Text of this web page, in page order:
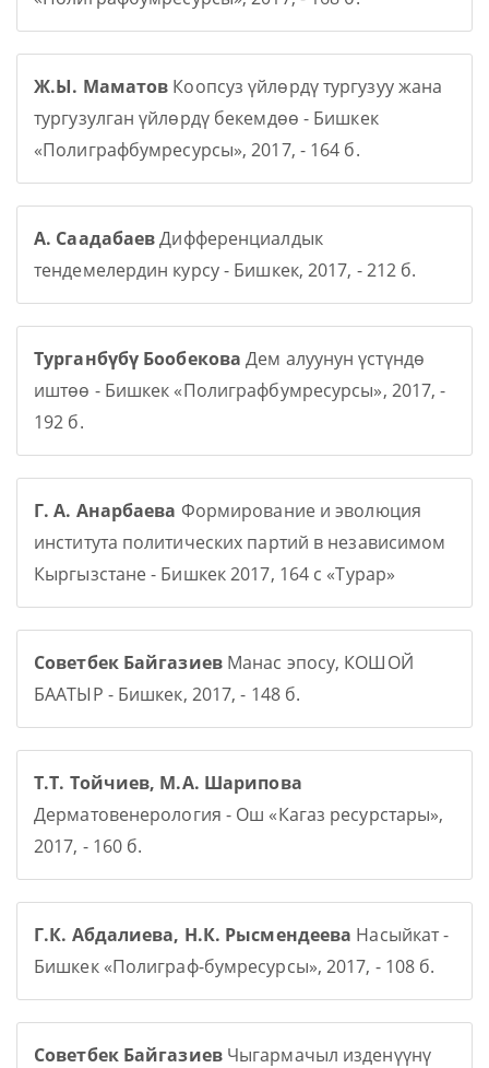
Ж.Ы. Маматов Коопсуз үйлөрдү тургузуу жана
тургузулган үйлөрдү бекемдөө - Бишкек
«Полиграфбумресурсы», 2017, - 164 б.
А. СаадабаевДифференциалдык
тендемелердин курсу - Бишкек, 2017, - 212 б.
Турганбүбү Бообекова Дем алуунун үстүндө
иштөө - Бишкек «Полиграфбумресурсы», 2017, -
192 б.
Г. А. Анарбаева Формирование и эволюция
института политических партий в независимом
Кыргызстане - Бишкек 2017, 164 с «Турар»
Советбек БайгазиевМанас эпосу, КОШОЙ
БААТЫР - Бишкек, 2017, - 148 б.
Т.Т. Тойчиев, М.А. Шарипова
Дерматовенерология - Ош «Кагаз ресурстары»,
2017, - 160 б.
Г.К. Абдалиева, Н.К. Рысмендеева Насыйкат -
Бишкек «Полиграф-бумресурсы», 2017, - 108 б.
Советбек БайгазиевЧыгармачыл изденүүнү